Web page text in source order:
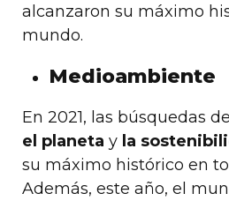
alcanzaron su máximo
mundo.
Medioambiente
En 2021, las búsquedas de
el planeta y la
su máximo histórico en
Además, este año, el